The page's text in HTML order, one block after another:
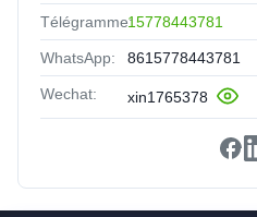
Télégramme:15778443781
WhatsApp: 8615778443781
Wechat: xin1765378